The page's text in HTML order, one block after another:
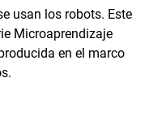
usan los robots. Este
Microaprendizaje
en el marco